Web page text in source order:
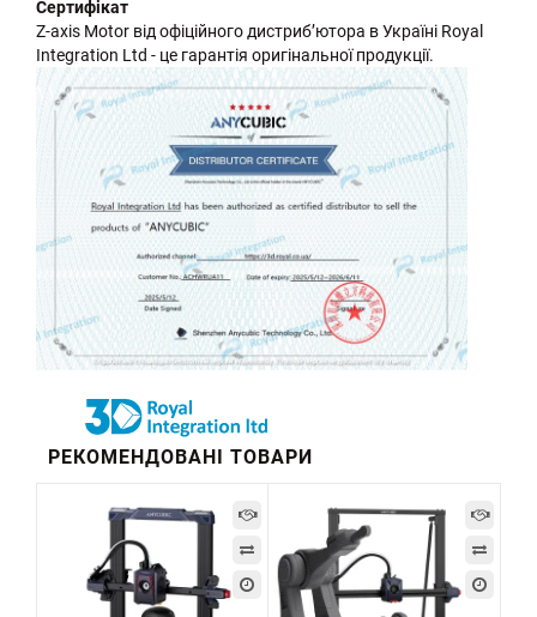
Сертифікат
Z-axis Motor від офіційного дистриб’ютора в Україні Royal
Integration Ltd - це гарантія оригінальної продукції.
РЕКОМЕНДОВАНІ ТОВАРИ